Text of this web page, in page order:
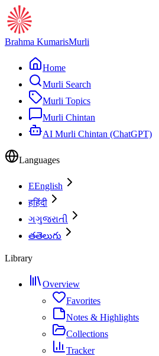
Brahma KumarisMurli
Home
Murli Search
Murli Topics
Murli Chintan
AI Murli Chintan (ChatGPT)
Languages
EEnglish
हहिंदी
ગગુજરાતી
తతెలుగు
Library
Overview
Favorites
Notes & Highlights
Collections
Tracker